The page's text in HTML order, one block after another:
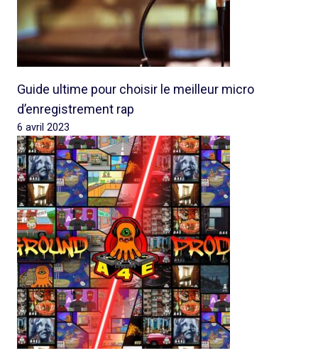
Guide ultime pour choisir le meilleur micro
d’enregistrement rap
6 avril 2023